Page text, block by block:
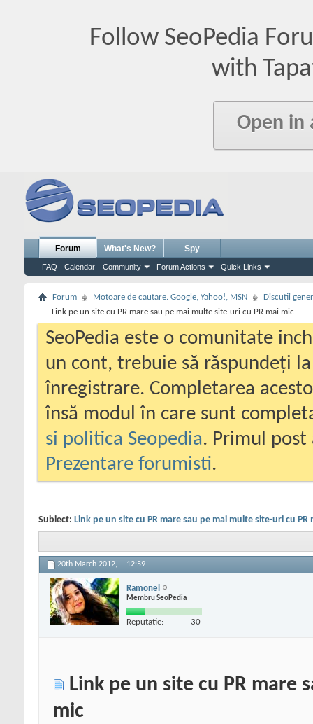
Follow SeoPedia
with
Open in
Forum
FAQ Calendar Community Forum Actions Quick Links
What's New? Spy
Forum Motoare de cautare. Google, Yahoo!, MSN
Discutii
Link pe un site cu PR mare sau pe mai multe site-uri cu PR mai mic
SeoPedia este o comunitate
un cont, trebuie să răspundeți
înregistrare. Completarea
însă modul în care sunt
si politica Seopedia. Primul
Prezentare forumisti.
Subiect: Link pe un site cu PR mare sau pe mai multe site-uri cu PR
20th March 2012, 12:59
Ramonel
Membru SeoPedia
Reputatie: 30
Link pe un site cu PR mare
mic